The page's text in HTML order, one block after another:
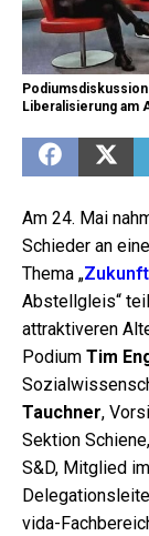
Liberalisierung am
Am 24. Mai
Schieder an
Thema „
Abstellgleis“
attraktiveren
Podium Tim
Tauchner,
Sektion Schiene,
S&D, Mitglied
vida-